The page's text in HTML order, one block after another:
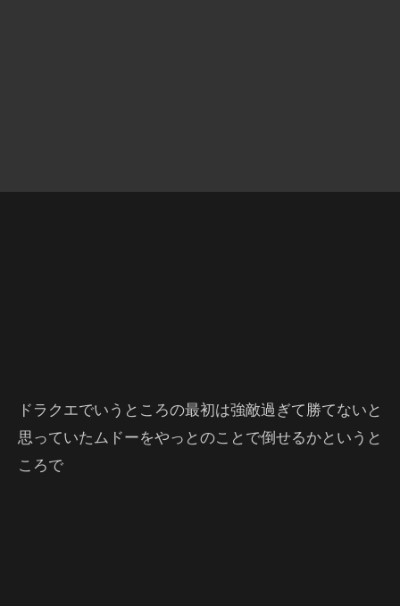
ドラクエでいうところの最初は強敵過ぎて勝てないと
思っていたムドーをやっとのことで倒せるかというと
ころで